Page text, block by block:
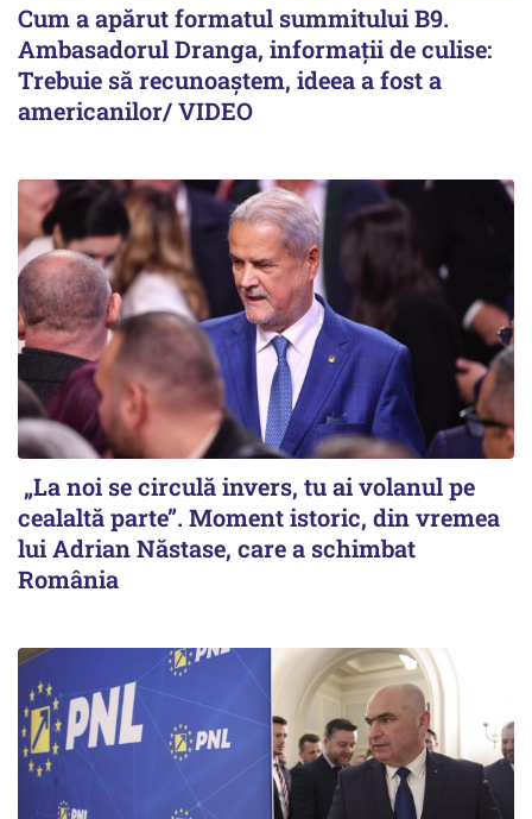
Cum a apărut formatul summitului B9.
Ambasadorul Dranga, informații de culise:
Trebuie să recunoaștem, ideea a fost a
americanilor/ VIDEO
„La noi se circulă invers, tu ai volanul pe
cealaltă parte”. Moment istoric, din vremea
lui Adrian Năstase, care a schimbat
România